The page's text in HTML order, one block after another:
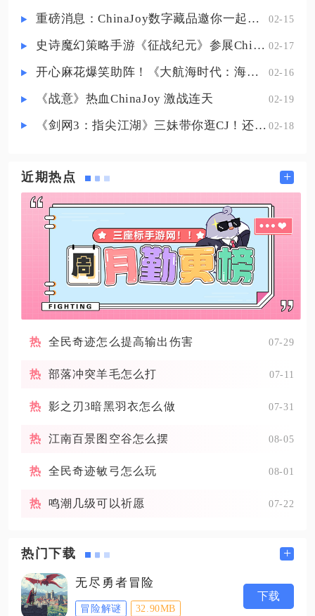
着按下闪避刷新飞行次数，再次释
放两段空中重击，随后释放钩索完
翔
重磅消息：ChinaJoy数字藏品邀你一起评选 02-15
史诗魔幻策略手游《征战纪元》参展ChinaJoy，SLG与放置融合玩法来袭 02-17
开心麻花爆笑助阵！《大航海时代：海上霸主》亮相China Joy 02-16
《战意》热血ChinaJoy 激战连天 02-19
《剑网3：指尖江湖》三妹带你逛CJ！还有惊喜嘉宾现场约定你！ 02-18
近期热点 +
全民奇迹怎么提高输出伤害 07-29
部落冲突羊毛怎么打 07-11
影之刃3暗黑羽衣怎么做 07-31
江南百景图空谷怎么摆 08-05
全民奇迹敏弓怎么玩 08-01
鸣潮几级可以祈愿 07-22
热门下载 +
无尽勇者冒险
冒险解谜 32.90MB
下载